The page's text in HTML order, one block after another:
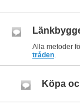
Alla metoder
tråden.
Köpa